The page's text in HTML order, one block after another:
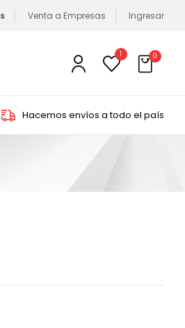
Venta a Empresas Ingresar
1 0
Hacemos envíos a todo el país